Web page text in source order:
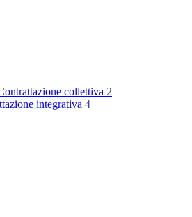
collettiva 2
integrativa 4